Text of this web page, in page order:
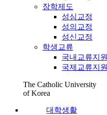
장학제도
성심교정
성의교정
성신교정
학생교류
국내교류지원
국제교류지원
The Catholic University
of Korea
대학생활